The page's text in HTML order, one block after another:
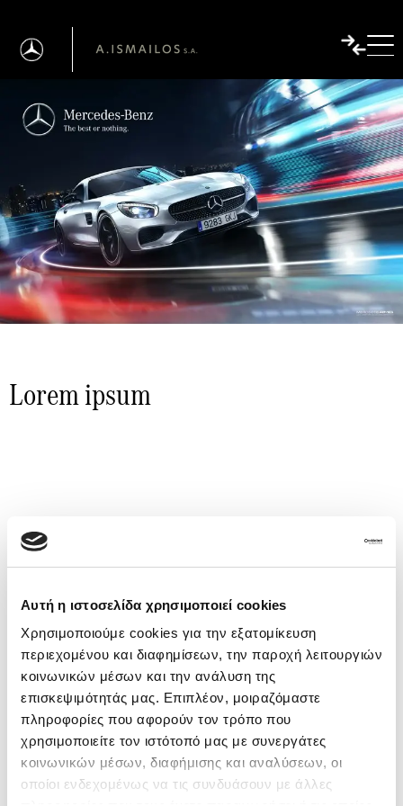
Αυτή η ιστοσελίδα χρησιμοποιεί cookies
Χρησιμοποιούμε cookies για την εξατομίκευση
περιεχομένου και διαφημίσεων, την παροχή λειτουργιών
κοινωνικών μέσων και την ανάλυση της
επισκεψιμότητάς μας. Επιπλέον, μοιραζόμαστε
πληροφορίες που αφορούν τον τρόπο που
χρησιμοποιείτε τον ιστότοπό μας με συνεργάτες
κοινωνικών μέσων, διαφήμισης και αναλύσεων, οι
οποίοι ενδεχομένως να τις συνδυάσουν με άλλες
Lorem ipsum
Contact Us
FAQs